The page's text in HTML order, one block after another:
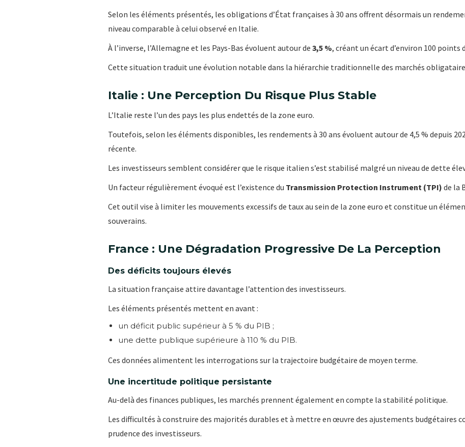
Selon les éléments présentés, les obligations d’État françaises à 30 ans offrent désormais un
niveau comparable à celui observé en Italie.
À l’inverse, l’Allemagne et les Pays-Bas évoluent autour de 3,5 %, créant un écart d’environ 100 points
Cette situation traduit une évolution notable dans la hiérarchie traditionnelle des marchés
Italie : Une Perception Du Risque Plus Stable
L’Italie reste l’un des pays les plus endettés de la zone euro.
Toutefois, selon les éléments disponibles, les rendements à 30 ans évoluent autour de 4,5 % depuis
récente.
Les investisseurs semblent considérer que le risque italien s’est stabilisé malgré un niveau de dette
Un facteur régulièrement évoqué est l’existence du Transmission Protection Instrument (TPI) de la
Cet outil vise à limiter les mouvements excessifs de taux au sein de la zone euro et constitue un
souverains.
France : Une Dégradation Progressive De La Perception
Des déficits toujours élevés
La situation française attire davantage l’attention des investisseurs.
Les éléments présentés mettent en avant :
un déficit public supérieur à 5 % du PIB ;
une dette publique supérieure à 110 % du PIB.
Ces données alimentent les interrogations sur la trajectoire budgétaire de moyen terme.
Une incertitude politique persistante
Au-delà des finances publiques, les marchés prennent également en compte la stabilité politique.
Les difficultés à construire des majorités durables et à mettre en œuvre des ajustements budgétaires
prudence des investisseurs.